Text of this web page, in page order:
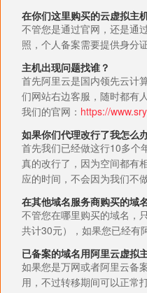
在你们这里购买的云虚拟主
不管您是通过官网，还是通
照，个人备案需要提供身分
主机出现问题找谁？
首先阿里云是国内领先云计
们网站右边客服，随时都有
我们的官网： https://
如果你们代理改行了我怎么
首先我们已经做这行10多个
真的改行了，因为空间都有
应的时间，不会因为我们不
在其他域名服务商购买的域
不管您在哪里购买的域名，
共计30元），如果您已经有
已备案的域名用阿里云虚拟
如果您是万网或者阿里云备
用，不过转移期间可以正常